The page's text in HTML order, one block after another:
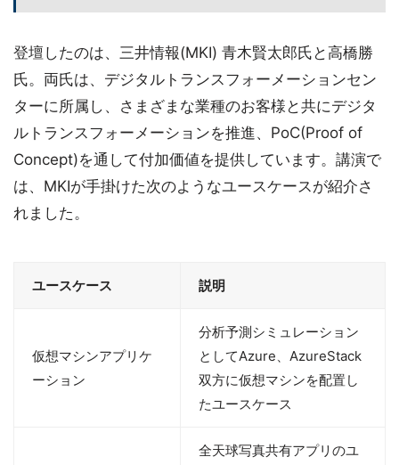
登壇したのは、三井情報(MKI) 青木賢太郎氏と高橋勝
氏。両氏は、デジタルトランスフォーメーションセン
ターに所属し、さまざまな業種のお客様と共にデジタ
ルトランスフォーメーションを推進、PoC(Proof of
Concept)を通して付加価値を提供しています。講演で
は、MKIが手掛けた次のようなユースケースが紹介さ
れました。
ユースケース 説明
仮想マシンアプリケ
ーション
分析予測シミュレーション
としてAzure、AzureStack
双方に仮想マシンを配置し
たユースケース
全天球写真共有アプリのユ